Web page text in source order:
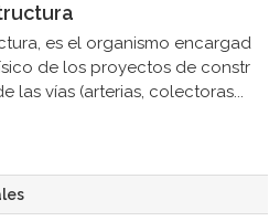
es el organismo encargad
de los proyectos de constr
las vías (arterias, colectoras...